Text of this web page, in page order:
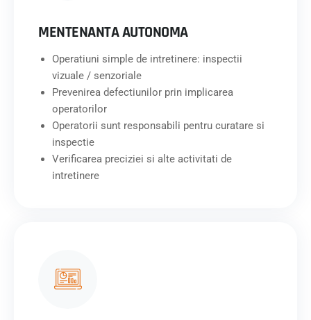
MENTENANTA AUTONOMA
Operatiuni simple de intretinere: inspectii
vizuale / senzoriale
Prevenirea defectiunilor prin implicarea
operatorilor
Operatorii sunt responsabili pentru curatare si
inspectie
Verificarea preciziei si alte activitati de
intretinere